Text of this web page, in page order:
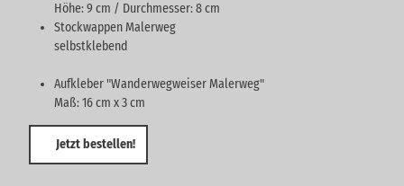
Höhe: 9 cm / Durchmesser: 8 cm
Stockwappen Malerweg
selbstklebend
Aufkleber "Wanderwegweiser Malerweg"
Maß: 16 cm x 3 cm
Jetzt bestellen!